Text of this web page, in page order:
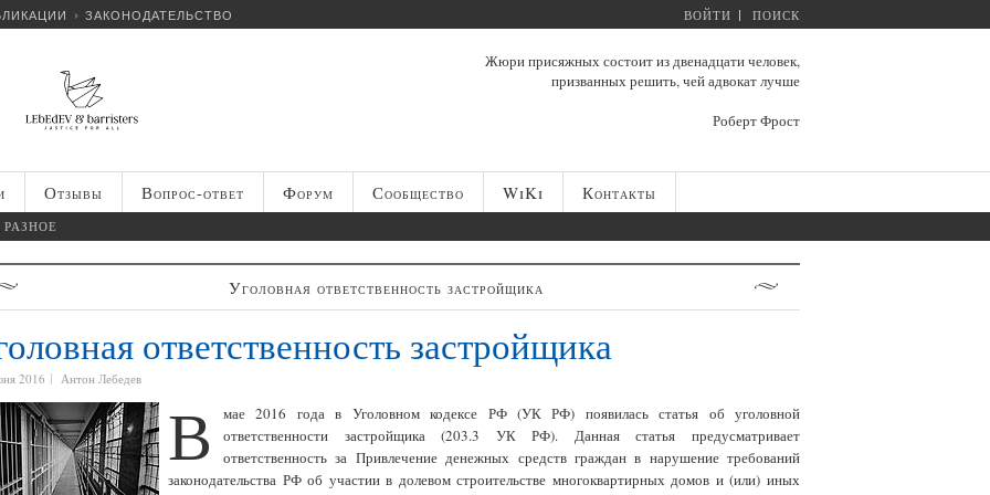
ЗАКОНОДАТЕЛЬСТВО ВОЙТИ ПОИСК
Жюри присяжных состоит из двенадцати человек,
призванных решить, чей адвокат лучше
Роберт Фрост
Отзывы Вопрос-ответ Форум Сообщество WiKi Контакты
РАЗНОЕ
Уголовная ответственность застройщика
ответственность застройщика
2016 Антон Лебедев
В
мае 2016 года в Уголовном кодексе РФ (УК РФ) появилась статья об уголовной
ответственности застройщика (203.3 УК РФ). Данная статья предусматривает
ответственность за Привлечение денежных средств граждан в нарушение требований
законодательства РФ об участии в долевом строительстве многоквартирных домов и (или) иных